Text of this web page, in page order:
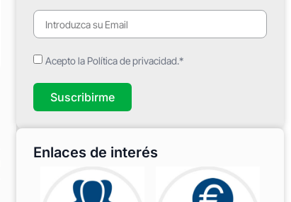
Acepto la Política de privacidad.*
Suscribirme
Enlaces de interés